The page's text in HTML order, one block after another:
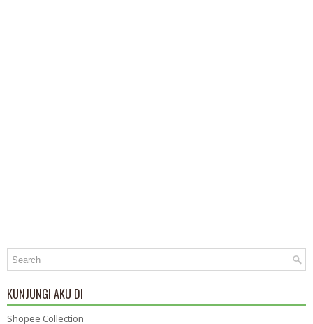
KUNJUNGI AKU DI
Shopee Collection